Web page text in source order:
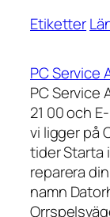
Etiketter
PC Service
PC Service
21 00 och
vi ligger på
tider Starta
reparera
namn